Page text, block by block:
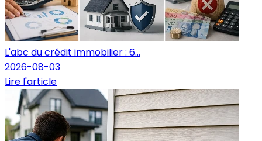
L'abc du crédit immobilier : 6...
2026-08-03
Lire l'article